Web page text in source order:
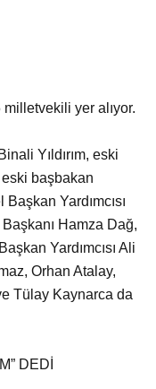
milletvekili yer alıyor.
Yıldırım, eski
eski başbakan
Yardımcısı
Başkanı Hamza Dağ,
Yardımcısı Ali
Orhan Atalay,
Tülay Kaynarca da
DEDİ